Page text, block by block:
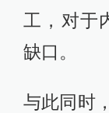
工，对于
缺口。
与此同时